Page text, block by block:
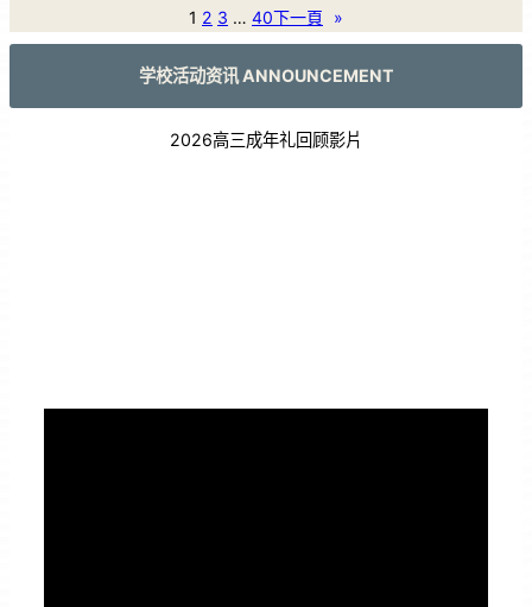
1 2 3 … 40下一頁 »
学校活动资讯 ANNOUNCEMENT
2026高三成年礼回顾影片